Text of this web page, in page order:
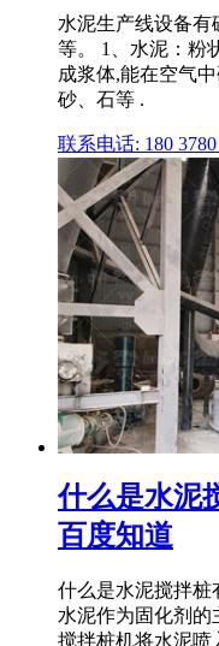
水泥生产线设备有
等。 1、水泥：粉
成浆体,能在空气
砂、石等 .
联系电话: 180 3780
什么是水泥
百度知道
什么是水泥搅拌桩
水泥作为固化剂的
搅拌桩机将水泥喷